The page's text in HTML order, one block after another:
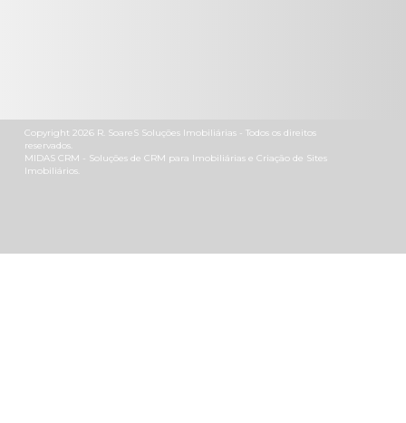
Copyright 2026 R. SoareS Soluções Imobiliárias - Todos os direitos
reservados.
MIDAS CRM - Soluções de CRM para Imobiliárias e Criação de Sites
Imobiliários